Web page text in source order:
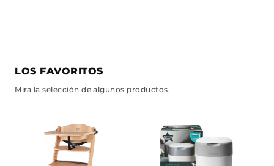
LOS FAVORITOS
Mira la selección de algunos productos.